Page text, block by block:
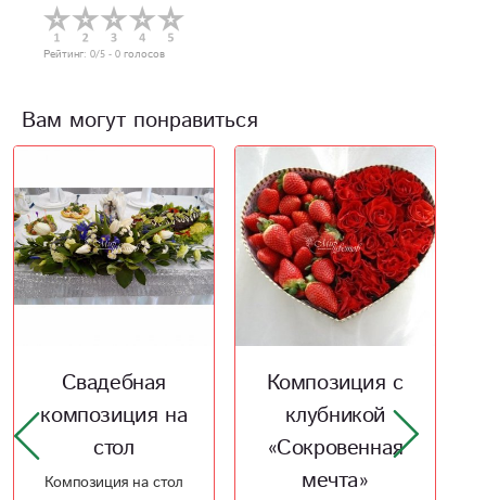
Рейтинг: 0/5 - 0 голосов
Вам могут понравиться
Композиция с
клубникой
«Сокровенная
мечта»
Композиция в
корзине
«Теплый
привет»